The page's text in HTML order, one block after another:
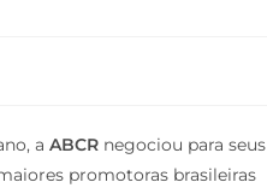
a ABCR negociou para seus
promotoras brasileiras